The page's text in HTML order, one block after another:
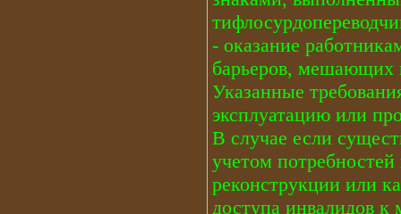
- оказание
барьеров, мешающих
Указанные
эксплуатацию или
В случае если
учетом
реконструкции или
доступа инвалидов к